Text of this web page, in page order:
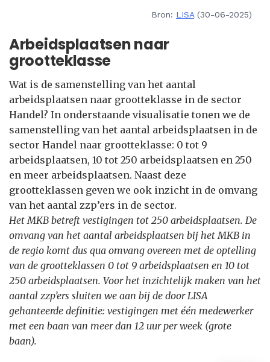
Bron: LISA(30-06-2025)
Arbeidsplaatsen naar
grootteklasse
Wat is de samenstelling van het aantal
arbeidsplaatsen naar grootteklasse in de sector
Handel? In onderstaande visualisatie tonen we de
samenstelling van het aantal arbeidsplaatsen in de
sector Handel naar grootteklasse: 0 tot 9
arbeidsplaatsen, 10 tot 250 arbeidsplaatsen en 250
en meer arbeidsplaatsen. Naast deze
grootteklassen geven we ook inzicht in de omvang
van het aantal zzp’ers in de sector.
Het MKB betreft vestigingen tot 250 arbeidsplaatsen. De
omvang van het aantal arbeidsplaatsen bij het MKB in
de regio komt dus qua omvang overeen met de optelling
van de grootteklassen 0 tot 9 arbeidsplaatsen en 10 tot
250 arbeidsplaatsen. Voor het inzichtelijk maken van het
aantal zzp’ers sluiten we aan bij de door LISA
gehanteerde definitie: vestigingen met één medewerker
met een baan van meer dan 12 uur per week (grote
baan).